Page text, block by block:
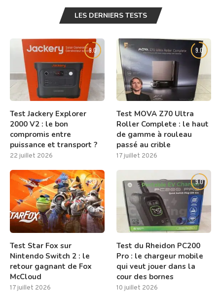
LES DERNIERS TESTS
9.0
Test Jackery Explorer
2000 V2 : le bon
compromis entre
puissance et transport ?
22 juillet 2026
9.0
Test MOVA Z70 Ultra
Roller Complete : le haut
de gamme à rouleau
passé au crible
17 juillet 2026
8.0
Test Star Fox sur
Nintendo Switch 2 : le
retour gagnant de Fox
McCloud
17 juillet 2026
9.0
Test du Rheidon PC200
Pro : le chargeur mobile
qui veut jouer dans la
cour des bornes
10 juillet 2026